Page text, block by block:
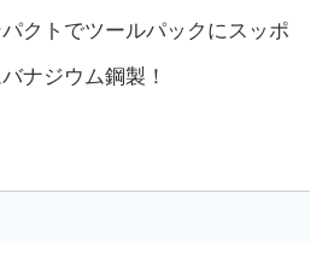
クトでツールパックにスッポ
ナジウム鋼製！